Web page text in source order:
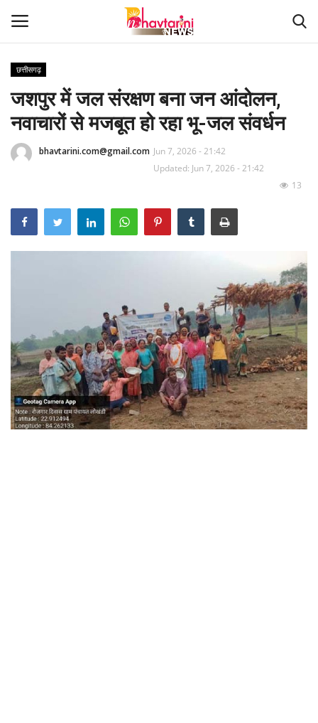
Home
संपर्क करें
हमारे बारे मेंं
छत्तीसगढ़
राजस्थान
पंजाब
छत्तीसगढ़
जशपुर में जल संरक्षण बना जन आंदोलन,
नवाचारों से मजबूत हो रहा भू-जल संवर्धन
bhavtarini.com@gmail.com Jun 7, 2026 - 21:42
Updated: Jun 7, 2026 - 21:42
13